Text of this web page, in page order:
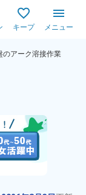
キープ メニュー
のアーク溶接作業
接作